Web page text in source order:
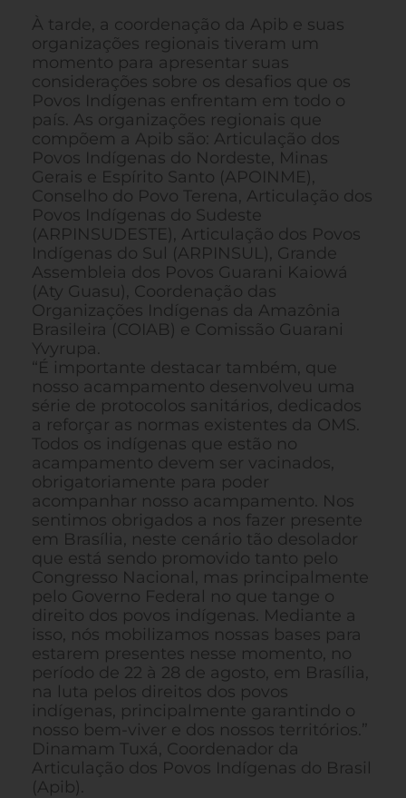
À tarde, a coordenação da Apib e suas
organizações regionais tiveram um
momento para apresentar suas
considerações sobre os desafios que os
Povos Indígenas enfrentam em todo o
país. As organizações regionais que
compõem a Apib são: Articulação dos
Povos Indígenas do Nordeste, Minas
Gerais e Espírito Santo (APOINME),
Conselho do Povo Terena, Articulação dos
Povos Indígenas do Sudeste
(ARPINSUDESTE), Articulação dos Povos
Indígenas do Sul (ARPINSUL), Grande
Assembleia dos Povos Guarani Kaiowá
(Aty Guasu), Coordenação das
Organizações Indígenas da Amazônia
Brasileira (COIAB) e Comissão Guarani
Yvyrupa.
“É importante destacar também, que
nosso acampamento desenvolveu uma
série de protocolos sanitários, dedicados
a reforçar as normas existentes da OMS.
Todos os indígenas que estão no
acampamento devem ser vacinados,
obrigatoriamente para poder
acompanhar nosso acampamento. Nos
sentimos obrigados a nos fazer presente
em Brasília, neste cenário tão desolador
que está sendo promovido tanto pelo
Congresso Nacional, mas principalmente
pelo Governo Federal no que tange o
direito dos povos indígenas. Mediante a
isso, nós mobilizamos nossas bases para
estarem presentes nesse momento, no
período de 22 à 28 de agosto, em Brasília,
na luta pelos direitos dos povos
indígenas, principalmente garantindo o
nosso bem-viver e dos nossos territórios.”
Dinamam Tuxá, Coordenador da
Articulação dos Povos Indígenas do Brasil
(Apib).